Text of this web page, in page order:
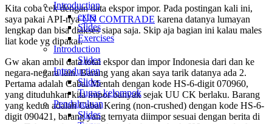
Introduction
extra
Slides
Exercises
Introduction
Slides
Introduction
Slides
Tugas kelompok
Pendahuluan
Slides
Kita coba cek dengan data ekspor impor. Pada postingan kali ini,
saya pakai API-nyaUN COMTRADE karena datanya lumayan
lengkap dan bisa diakses siapa saja. Skip aja bagian ini kalau males
liat kode yg dipakai.
Gw akan ambil data total ekspor dan impor Indonesia dari dan ke
negara-negara lain. Barang yang akan saya tarik datanya ada 2.
Pertama adalah Cabai Mentah dengan kode HS-6-digit 070960,
yang dituduhkan kita impor banyak sejak UU CK berlaku. Barang
yang kedua adalah Cabai Kering (non-crushed) dengan kode HS-6-
digit 090421, barang yang ternyata diimpor sesuai dengan berita di